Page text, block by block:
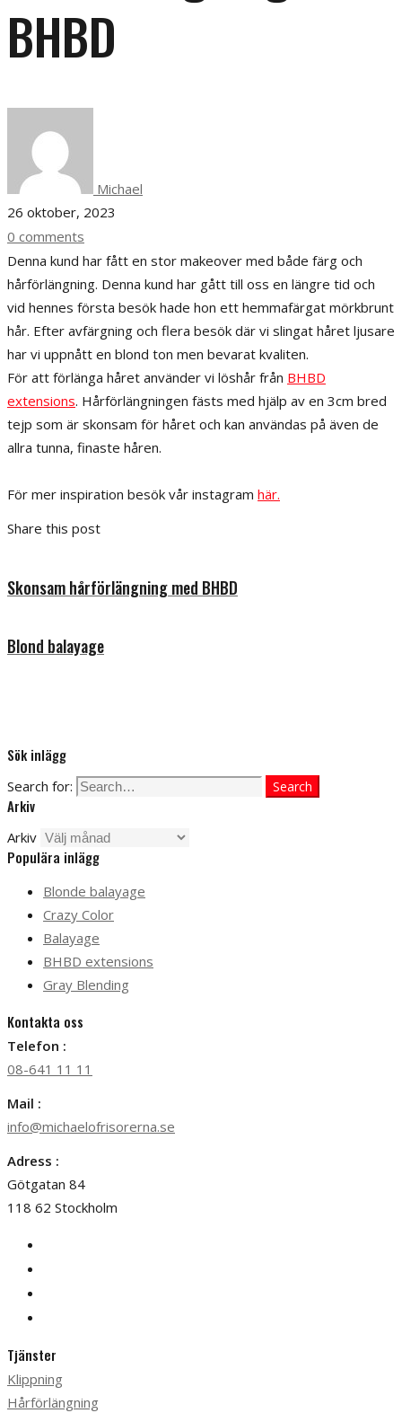
BHBD
Michael
26 oktober, 2023
0 comments
Denna kund har fått en stor makeover med både färg och
hårförlängning. Denna kund har gått till oss en längre tid och
vid hennes första besök hade hon ett hemmafärgat mörkbrunt
hår. Efter avfärgning och flera besök där vi slingat håret ljusare
har vi uppnått en blond ton men bevarat kvaliten.
För att förlänga håret använder vi löshår från BHBD
extensions. Hårförlängningen fästs med hjälp av en 3cm bred
tejp som är skonsam för håret och kan användas på även de
allra tunna, finaste håren.
För mer inspiration besök vår instagram här.
Share this post
Skonsam hårförlängning med BHBD
Blond balayage
Sök inlägg
Search for: Search
Arkiv
Arkiv
Populära inlägg
Blonde balayage
Crazy Color
Balayage
BHBD extensions
Gray Blending
Kontakta oss
Telefon :
08-641 11 11
Mail :
info@michaelofrisorerna.se
Adress :
Götgatan 84
118 62 Stockholm
Tjänster
Klippning
Hårförlängning